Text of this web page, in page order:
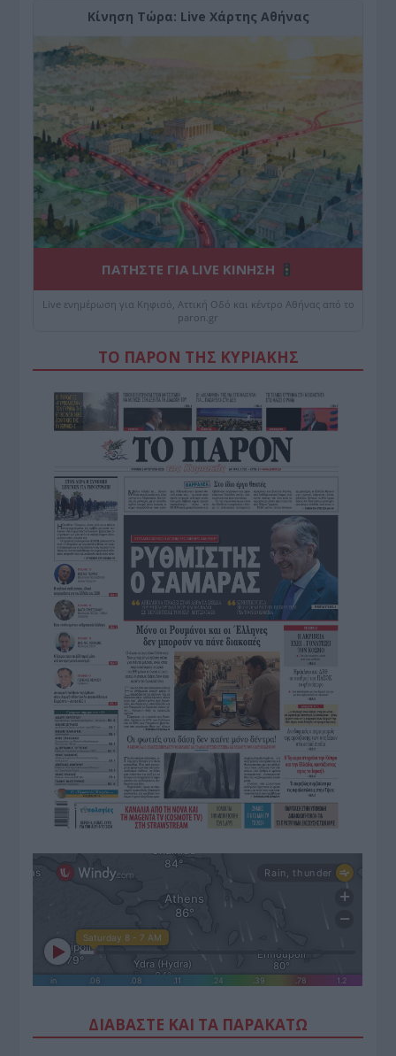
Κίνηση Τώρα: Live Χάρτης Αθήνας
ΠΑΤΗΣΤΕ ΓΙΑ LIVE ΚΙΝΗΣΗ
Live ενημέρωση για Κηφισό, Αττική Οδό και κέντρο Αθήνας από το
paron.gr
ΤΟ ΠΑΡΟΝ ΤΗΣ ΚΥΡΙΑΚΗΣ
ΔΙΑΒΑΣΤΕ ΚΑΙ ΤΑ ΠΑΡΑΚΑΤΩ